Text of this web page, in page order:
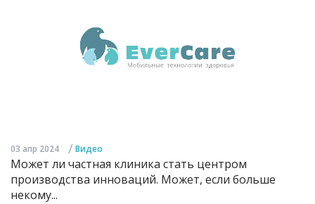
03 апр 2024 / Видео
Может ли частная клиника стать центром
производства инноваций. Может, если больше
некому...